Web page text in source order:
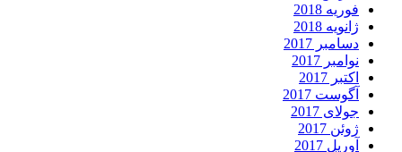
فوریه 2018
ژانویه 2018
دسامبر 2017
نوامبر 2017
اکتبر 2017
آگوست 2017
جولای 2017
ژوئن 2017
آوریل 2017